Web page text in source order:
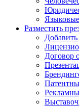
Разместить
Договор